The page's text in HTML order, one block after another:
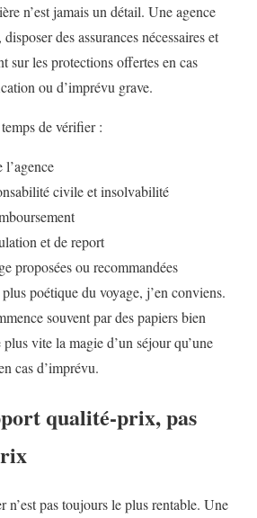
n’est jamais un détail. Une agence
des assurances nécessaires et
sur les protections offertes en cas
ou d’imprévu grave.
de vérifier :
l’agence
civile et insolvabilité
et de report
proposées ou recommandées
poétique du voyage, j’en conviens.
souvent par des papiers bien
vite la magie d’un séjour qu’une
cas d’imprévu.
qualité-prix, pas
n’est pas toujours le plus rentable. Une